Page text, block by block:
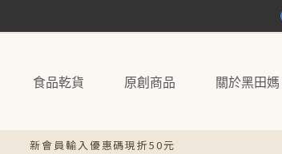
食品乾貨 原創商品 關於黑田媽
新會員輸入優惠碼現折50元